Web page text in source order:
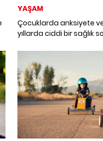
YAŞAM
Çocuklarda anksiyete
yıllarda ciddi bir sağlık
nelerdir? Tedavisi
bu soruların cevapları.